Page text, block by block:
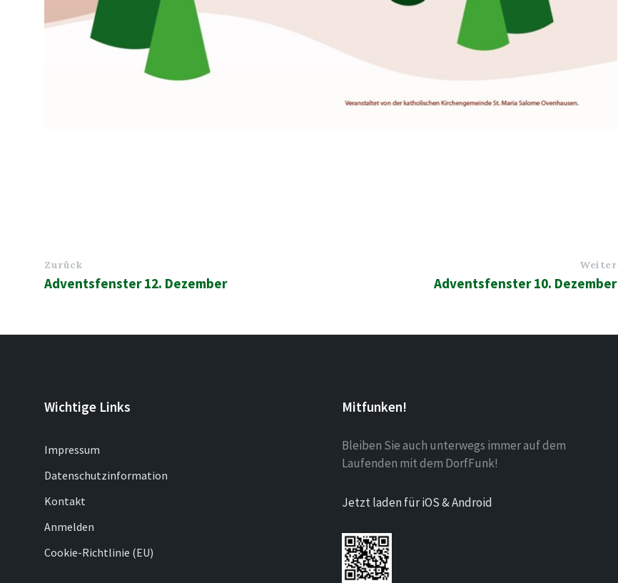
Zurück
Adventsfenster 12. Dezember
Weiter
Adventsfenster 10. Dezember
Wichtige Links
Impressum
Datenschutzinformation
Kontakt
Anmelden
Cookie-Richtlinie (EU)
Mitfunken!
Bleiben Sie auch unterwegs immer auf dem
Laufenden mit dem DorfFunk!
Jetzt laden für iOS & Android